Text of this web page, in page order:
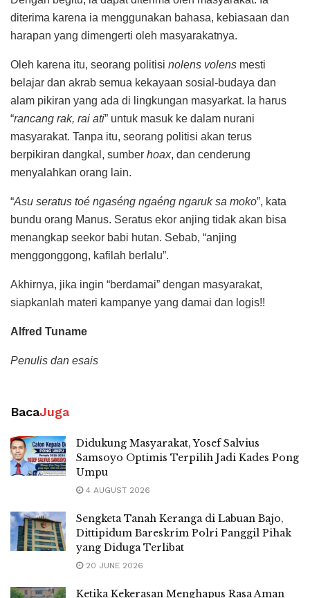
diterima karena ia menggunakan bahasa, kebiasaan dan
harapan yang dimengerti oleh masyarakatnya.
Oleh karena itu, seorang politisi nolens volens mesti
belajar dan akrab semua kekayaan sosial-budaya dan
alam pikiran yang ada di lingkungan masyarkat. Ia harus
“rancang rak, rai ati” untuk masuk ke dalam nurani
masyarakat. Tanpa itu, seorang politisi akan terus
berpikiran dangkal, sumber hoax, dan cenderung
menyalahkan orang lain.
“Asu seratus toé ngaséng ngaéng ngaruk sa moko”, kata
bundu orang Manus. Seratus ekor anjing tidak akan bisa
menangkap seekor babi hutan. Sebab, “anjing
menggonggong, kafilah berlalu”.
Akhirnya, jika ingin “berdamai” dengan masyarakat,
siapkanlah materi kampanye yang damai dan logis!!
Alfred Tuname
Penulis dan esais
BacaJuga
Didukung Masyarakat, Yosef Salvius
Samsoyo Optimis Terpilih Jadi Kades Pong
Umpu
4 AUGUST 2026
Sengketa Tanah Keranga di Labuan Bajo,
Dittipidum Bareskrim Polri Panggil Pihak
yang Diduga Terlibat
20 JUNE 2026
Ketika Kekerasan Menghapus Rasa Aman